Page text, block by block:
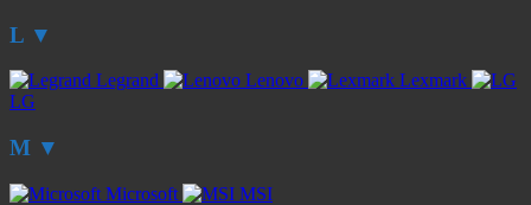
L ▼
Legrand Lenovo
Lexmark
LG
M ▼
Microsoft MSI